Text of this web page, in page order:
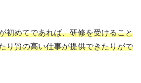
初めてであれば、研修を受けること
り質の高い仕事が提供できたりがで